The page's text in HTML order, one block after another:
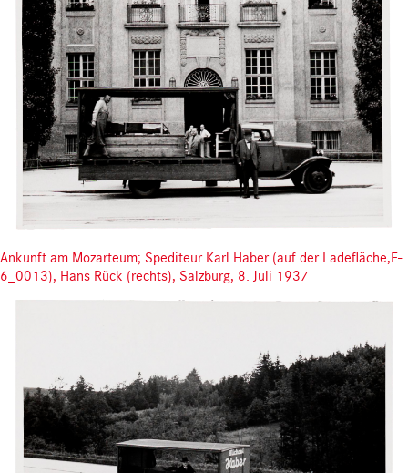
Ankunft am Mozarteum; Spediteur Karl Haber (auf der Ladefläche,F-
6_0013), Hans Rück (rechts), Salzburg, 8. Juli 1937